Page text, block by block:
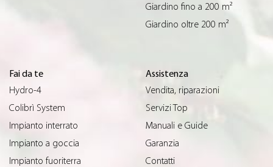
Giardino fino a 200 m²
Giardino oltre 200 m²
Fai da te
Hydro-4
Colibrì System
Impianto interrato
Impianto a goccia
Impianto fuoriterra
Assistenza
Vendita, riparazioni
Servizi Top
Manuali e Guide
Garanzia
Contatti